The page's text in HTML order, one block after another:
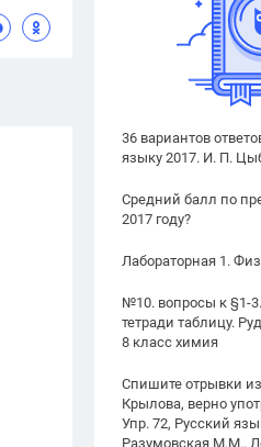
36 вариантов
языку 2017. И. П.
Средний балл по
2017 году?
Лабораторная 1.
№10. вопросы к §1-
тетради таблицу.
8 класс химия
Спишите отрывки
Крылова, верно
Упр. 72, Русский
Разумовская М.М.,